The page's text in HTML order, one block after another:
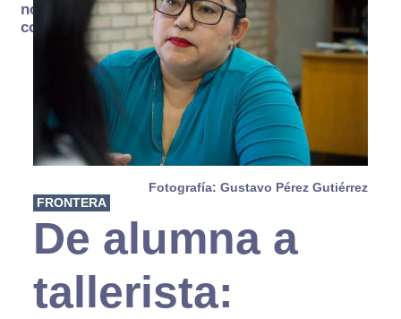
no se
consume
Fotografía: Gustavo Pérez Gutiérrez
FRONTERA
De alumna a
tallerista: